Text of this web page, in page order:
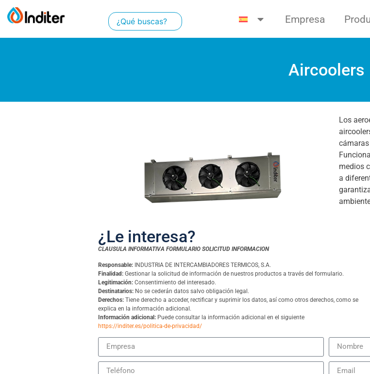
Empresa
Aircoolers
Los
medios
a
¿Le interesa?
CLAUSULA INFORMATIVA FORMULARIO SOLICITUD INFORMACION
Responsable:INDUSTRIA DE INTERCAMBIADORES TERMICOS, S.A.
Finalidad:Gestionar la solicitud de información de nuestros productos a través del formulario.
Legitimación:Consentimiento del interesado.
Destinatarios:No se cederán datos salvo obligación legal.
Derechos:Tiene derecho a acceder, rectificar y suprimir los datos, así como otros derechos, como se
explica en la información adicional.
Información adicional:Puede consultar la información adicional en el siguiente
https://inditer.es/politica-de-privacidad/